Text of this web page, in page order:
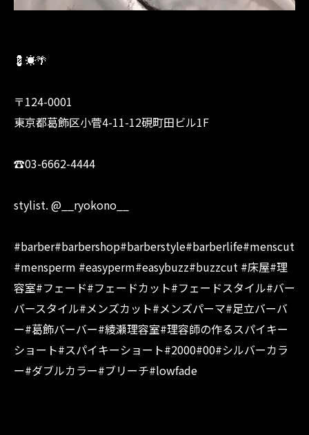
💈☀️🌴
〒124-0001
東京都葛飾区小菅4-11-12硯町田ビル1F
☎︎03-6662-4444
stylist. @__ryokono__
#barber#barbershop#barberstyle#barberlife#menscut
#mensperm #easyperm#easybuzz#buzzcut #床屋#理
容室#フェード#フェードカット#フェードスタイル#バー
バースタイル#メンズカット#メンズパーマ#足立バーバ
ー#葛飾バーバー#綾瀬理容室#理容師の作るスパイキー
ショート#スパイキーショート#2000#00#シルバーカラ
ー#ダブルカラー#ブリーチ#lowfade